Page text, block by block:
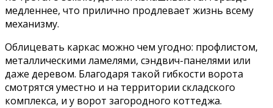
медленнее, что прилично продлевает жизнь всему
механизму.
Облицевать каркас можно чем угодно: профлистом,
металлическими ламелями, сэндвич-панелями или
даже деревом. Благодаря такой гибкости ворота
смотрятся уместно и на территории складского
комплекса, и у ворот загородного коттеджа.